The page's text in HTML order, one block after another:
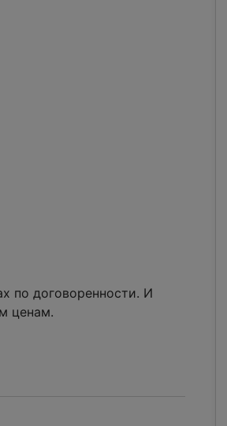
по договоренности. И
ценам.